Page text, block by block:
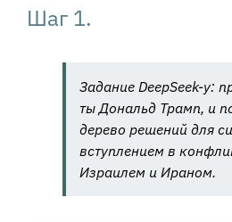
Шаг 1.
Задание DeepSeek-у:
ты Дональд Трамп, и
дерево решений для
вступлением в
Израилем и Ираном.